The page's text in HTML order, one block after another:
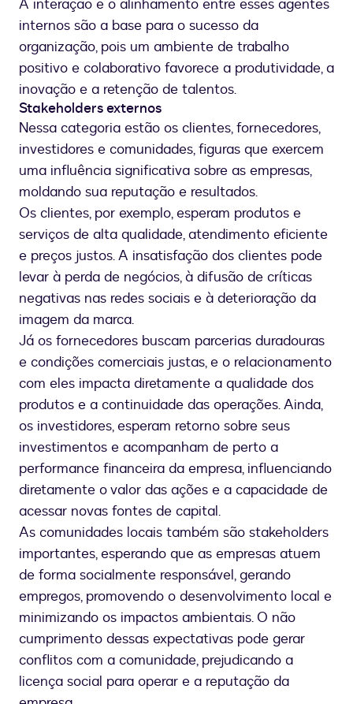
A interação e o alinhamento entre esses agentes
internos são a base para o sucesso da
organização, pois um ambiente de trabalho
positivo e colaborativo favorece a produtividade, a
inovação e a retenção de talentos.
Stakeholders externos
Nessa categoria estão os clientes, fornecedores,
investidores e comunidades, figuras que exercem
uma influência significativa sobre as empresas,
moldando sua reputação e resultados.
Os clientes, por exemplo, esperam produtos e
serviços de alta qualidade, atendimento eficiente
e preços justos. A insatisfação dos clientes pode
levar à perda de negócios, à difusão de críticas
negativas nas redes sociais e à deterioração da
imagem da marca.
Já os fornecedores buscam parcerias duradouras
e condições comerciais justas, e o relacionamento
com eles impacta diretamente a qualidade dos
produtos e a continuidade das operações. Ainda,
os investidores, esperam retorno sobre seus
investimentos e acompanham de perto a
performance financeira da empresa, influenciando
diretamente o valor das ações e a capacidade de
acessar novas fontes de capital.
As comunidades locais também são stakeholders
importantes, esperando que as empresas atuem
de forma socialmente responsável, gerando
empregos, promovendo o desenvolvimento local e
minimizando os impactos ambientais. O não
cumprimento dessas expectativas pode gerar
conflitos com a comunidade, prejudicando a
licença social para operar e a reputação da